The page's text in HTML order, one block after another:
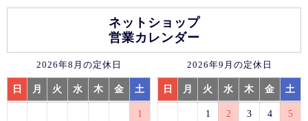
ネットショップ
営業カレンダー
2026年8月の定休日
日 月 火 水 木 金 土
1
2026年9月の定休日
日 月 火 水 木 金 土
1 2 3 4 5